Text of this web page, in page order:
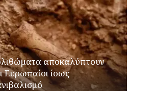
αποκαλύπτουν
Ευρωπαίοι ίσως